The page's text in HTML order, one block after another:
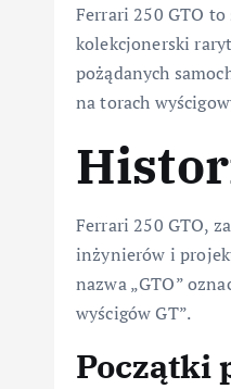
Ferrari 250 GTO
kolekcjonerski
pożądanych
na torach
Ferrari 250 GTO,
inżynierów i
nazwa „GTO”
wyścigów GT”.
Początki